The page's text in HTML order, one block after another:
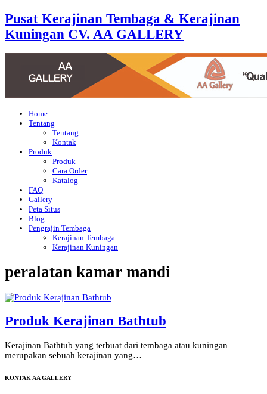
Pusat Kerajinan Tembaga & Kerajinan
Kuningan CV. AA GALLERY
Home
Tentang
Tentang
Kontak
Produk
Produk
Cara Order
Katalog
FAQ
Gallery
Peta Situs
Blog
Pengrajin Tembaga
Kerajinan Tembaga
Kerajinan Kuningan
peralatan kamar mandi
Produk Kerajinan Bathtub
Kerajinan Bathtub yang terbuat dari tembaga atau kuningan
merupakan sebuah kerajinan yang…
KONTAK AA GALLERY